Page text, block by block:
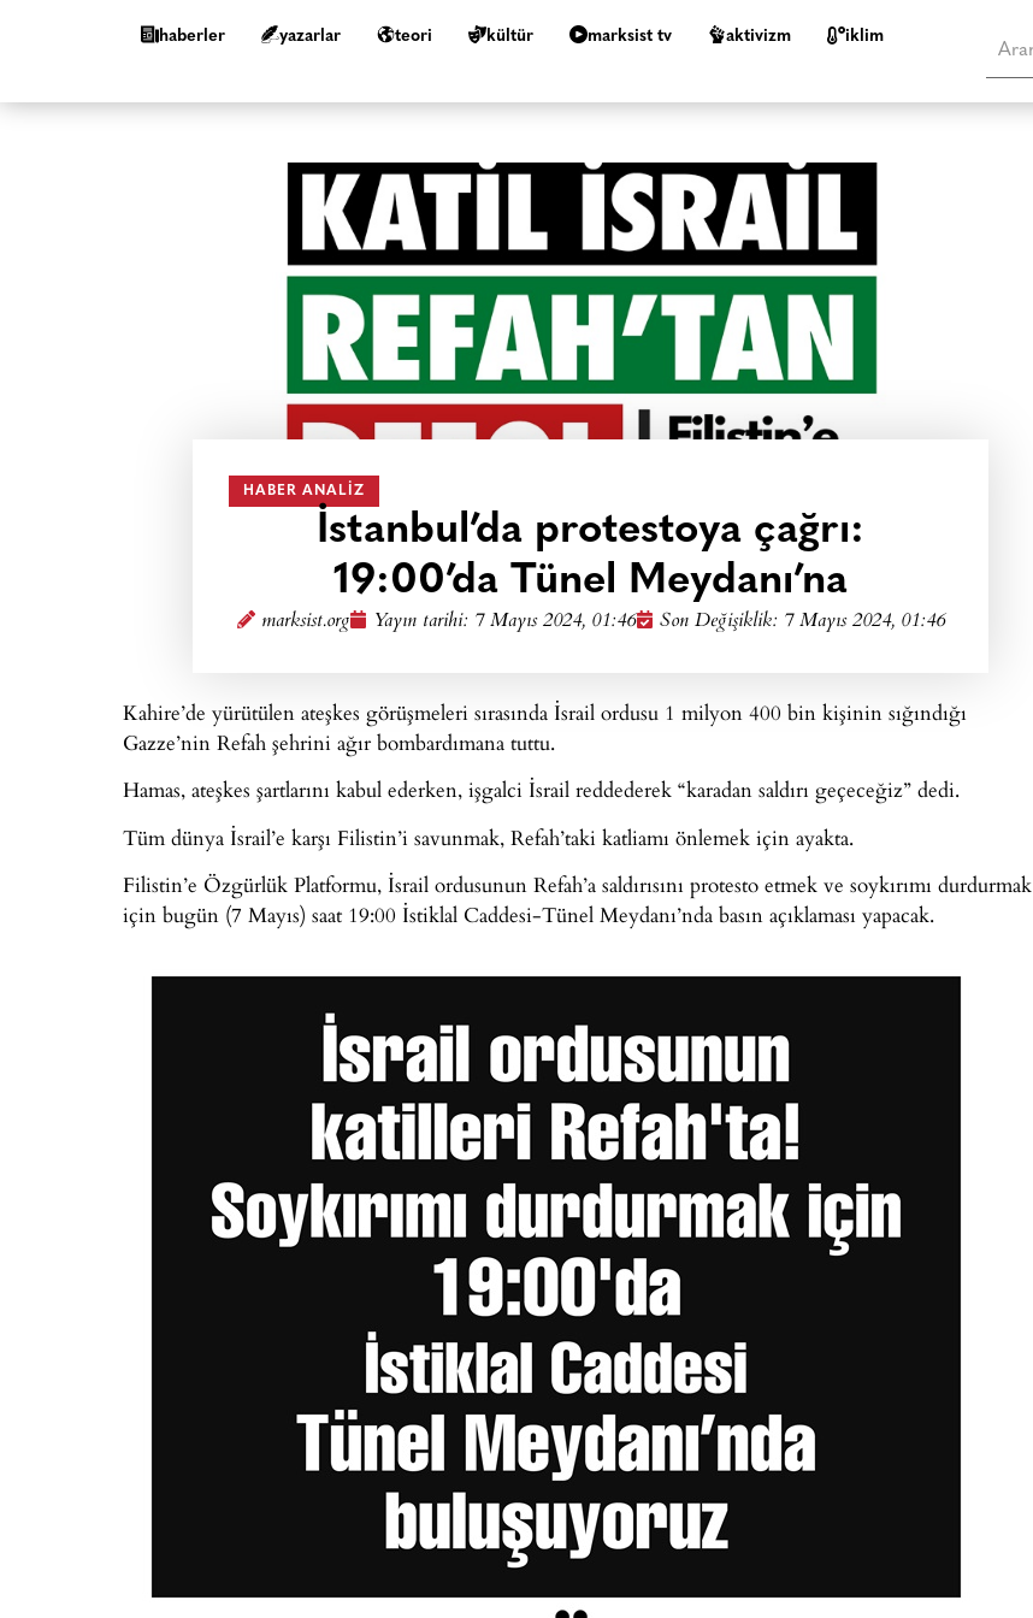
haberler yazarlar teori kültür marksist tv aktivizm i̇klim
HABER ANALIZ
İstanbul’da protestoya çağrı:
19:00’da Tünel Meydanı’na
marksist.org Yayın tarihi: 7 Mayıs 2024, 01:46 Son Değişiklik: 7 Mayıs 2024, 01:46
Kahire’de yürütülen ateşkes görüşmeleri sırasında İsrail ordusu 1 milyon 400 bin kişinin sığındığı
Gazze’nin Refah şehrini ağır bombardımana tuttu.
Hamas, ateşkes şartlarını kabul ederken, işgalci İsrail reddederek “karadan saldırı geçeceğiz” dedi.
Tüm dünya İsrail’e karşı Filistin’i savunmak, Refah’taki katliamı önlemek için ayakta.
Filistin’e Özgürlük Platformu, İsrail ordusunun Refah’a saldırısını protesto etmek ve soykırımı durdurmak
için bugün (7 Mayıs) saat 19:00 İstiklal Caddesi-Tünel Meydanı’nda basın açıklaması yapacak.